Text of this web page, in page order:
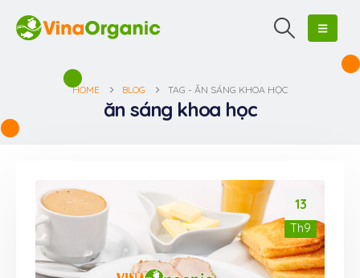
HOME BLOG TAG - ĂN SÁNG KHOA HỌC
ăn sáng khoa học
13
Th9